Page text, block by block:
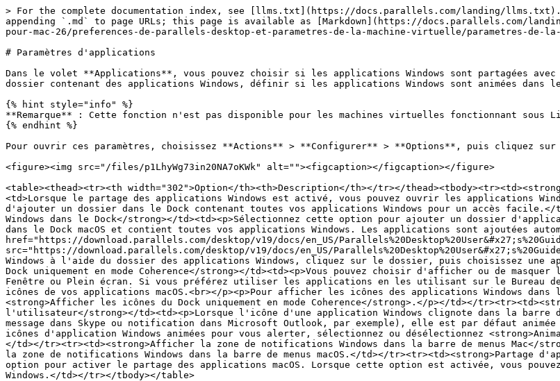
> For the complete documentation index, see [llms.txt](https://docs.parallels.com/landing/llms.txt).
appending `.md` to page URLs; this page is available as [Markdown](https://docs.parallels.com/
pour-mac-26/preferences-de-parallels-desktop-et-parametres-de-la-machine-virtuelle/parametres-de-
# Paramètres d'applications
Dans le volet **Applications**, vous pouvez choisir si les applications Windows sont partagées avec
dossier contenant des applications Windows, définir si les applications Windows sont animées dans
{% hint style="info" %}
**Remarque** : Cette fonction n'est pas disponible pour les machines virtuelles fonctionnant sous
{% endhint %}
Pour ouvrir ces paramètres, choisissez **Actions** > **Configurer** > **Options**, puis cliquez
<figure><img src="/files/p1LhyWg73in20NA7oKWk" alt=""><figcaption></figcaption></figure>
<table><thead><tr><th width="302">Option</th><th>Description</th></tr></
<td>Lorsque le partage des applications Windows est activé, vous pouvez ouvrir les applications
d'ajouter un dossier dans le Dock contenant toutes vos applications Windows pour un accès
Windows dans le Dock</strong></td><td><p>Sélectionnez cette option pour ajouter un dossier
dans le Dock macOS et contient toutes vos applications Windows. Les applications sont ajoutées
href="https://download.parallels.com/desktop/v19/docs/en_US/
src="https://download.parallels.com/desktop/v19/docs/en_US/
Windows à l'aide du dossier des applications Windows, cliquez sur le dossier, puis choisissez une
Dock uniquement en mode Coherence</strong></td><td><p>Vous pouvez choisir d'afficher ou de
Fenêtre ou Plein écran. Si vous préférez utiliser les applications en les utilisant sur le Bureau de
icônes de vos applications macOS.<br></p><p>Pour afficher les icônes des applications Windows
<strong>Afficher les icônes du Dock uniquement en mode Coherence</strong>.</p></td></
l'utilisateur</strong></td><td><p>Lorsque l'icône d'une application Windows clignote dans la barre
message dans Skype ou notification dans Microsoft Outlook, par exemple), elle est par défaut animée
icônes d'application Windows animées pour vous alerter, sélectionnez ou désélectionnez
</td></tr><tr><td><strong>Afficher la zone de notifications Windows dans la barre de menus Mac</
la zone de notifications Windows dans la barre de menus macOS.</td></tr><tr><td><strong>Partage
option pour activer le partage des applications macOS. Lorsque cette option est activée, vous
Windows.</td></tr></tbody></table>